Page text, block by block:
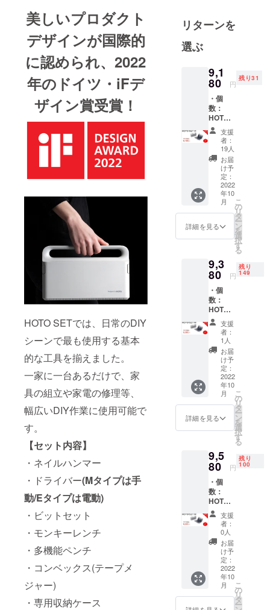
美しいプロダクト
デザインが国際的
に認められ、2022
年のドイツ・iFデ
ザイン賞受賞！
HOTO SETでは、日常のDIY
シーンで最も使用する基本
的な工具を揃えました。
一家に一台あるだけで、家
具の組立や家電の修理等、
幅広いDIY作業に使用可能で
す。
【セット内容】
・ネイルハンマー
・ドライバー(Mタイプは手
動/Eタイプは電動)
・ビットセット
・モンキーレンチ
・多機能ペンチ
・コンベックス(テープメ
ジャー)
・専用収納ケース
日本の皆様
にも是非体
験していた
ロジェクト
を立ち上げ
ました。
最新のテク
ノロジー
で、皆さん
の生活をよ
り豊かに、
快適にする
ことが弊社
の理念で
どうぞよろ
致します！
リターンを
選ぶ
9,1
80 円
残り31
・個
数：
HOTO
SET M
タイプ
×1 ・割
引率：
23% ・
一般販
売予定
価格：
11,980
円 ※リ
ターン
はすべ
みの金
額にな
りま
す。 ※
ご注文
状況、
使用部
材の供
給状
況、製
造工程
上の都
合等に
より出
荷時期
が遅れ
る場合
ご支援
により
率が向
上した
場合、
正規販
売価格
が販売
予定価
格より
下がる
可能性
もござ
いま
す。 ※
支援
者：
19人
お届
け予
定：
2022
年10
月
詳細を見る
こ
の
リ
タ
ー
ン
を
選
択
す
る
9,3
80 円
残り
149
・個
数：
HOTO
SET M
タイプ
×1 ・割
引率：
22% ・
一般販
売予定
価格：
11,980
円 ※リ
ターン
はすべ
みの金
額にな
りま
す。 ※
ご注文
状況、
使用部
材の供
給状
況、製
造工程
上の都
合等に
より出
荷時期
が遅れ
支援
者：
1人
お届
け予
定：
2022
年10
月
詳細を見る
こ
の
リ
タ
ー
ン
を
選
択
す
る
9,5
80 円
残り
100
・個
数：
HOTO
SET M
タイプ
×1 ・割
引率：
20% ・
一般販
売予定
価格：
11,980
円 ※リ
ターン
支援
者：
0人
お届
け予
定：
2022
年10
月
こ
の
リ
タ
ー